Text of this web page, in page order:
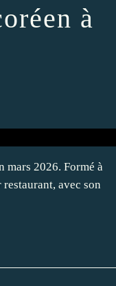
à
mars 2026. Formé à
avec son